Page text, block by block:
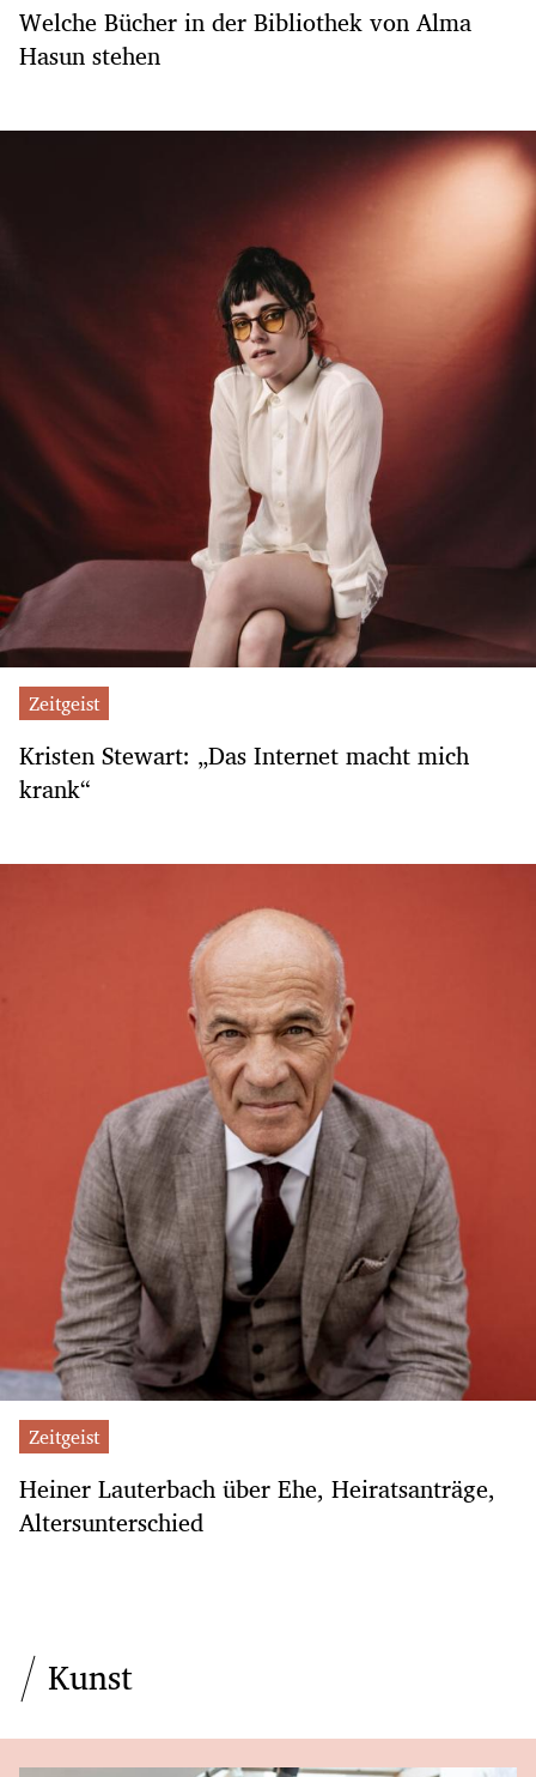
Welche Bücher in der Bibliothek von Alma
Hasun stehen
Zeitgeist
Kristen Stewart: „Das Internet macht mich
krank“
Zeitgeist
Heiner Lauterbach über Ehe, Heiratsanträge,
Altersunterschied
Kunst